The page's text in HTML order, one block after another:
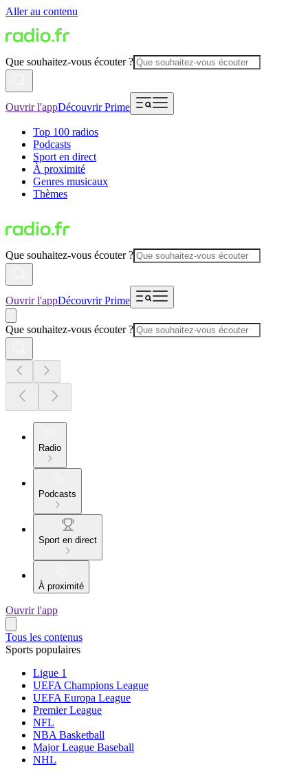
Aller au contenu
Que souhaitez-vous écouter ?
Ouvrir l'appDécouvrir Prime
Top 100 radios
Podcasts
Sport en direct
À proximité
Genres musicaux
Thèmes
Que souhaitez-vous écouter ?
Ouvrir l'appDécouvrir Prime
Que souhaitez-vous écouter ?
Radio
Podcasts
Sport en direct
À proximité
Ouvrir l'app
Tous les contenus
Sports populaires
Ligue 1
UEFA Champions League
UEFA Europa League
Premier League
NFL
NBA Basketball
Major League Baseball
NHL